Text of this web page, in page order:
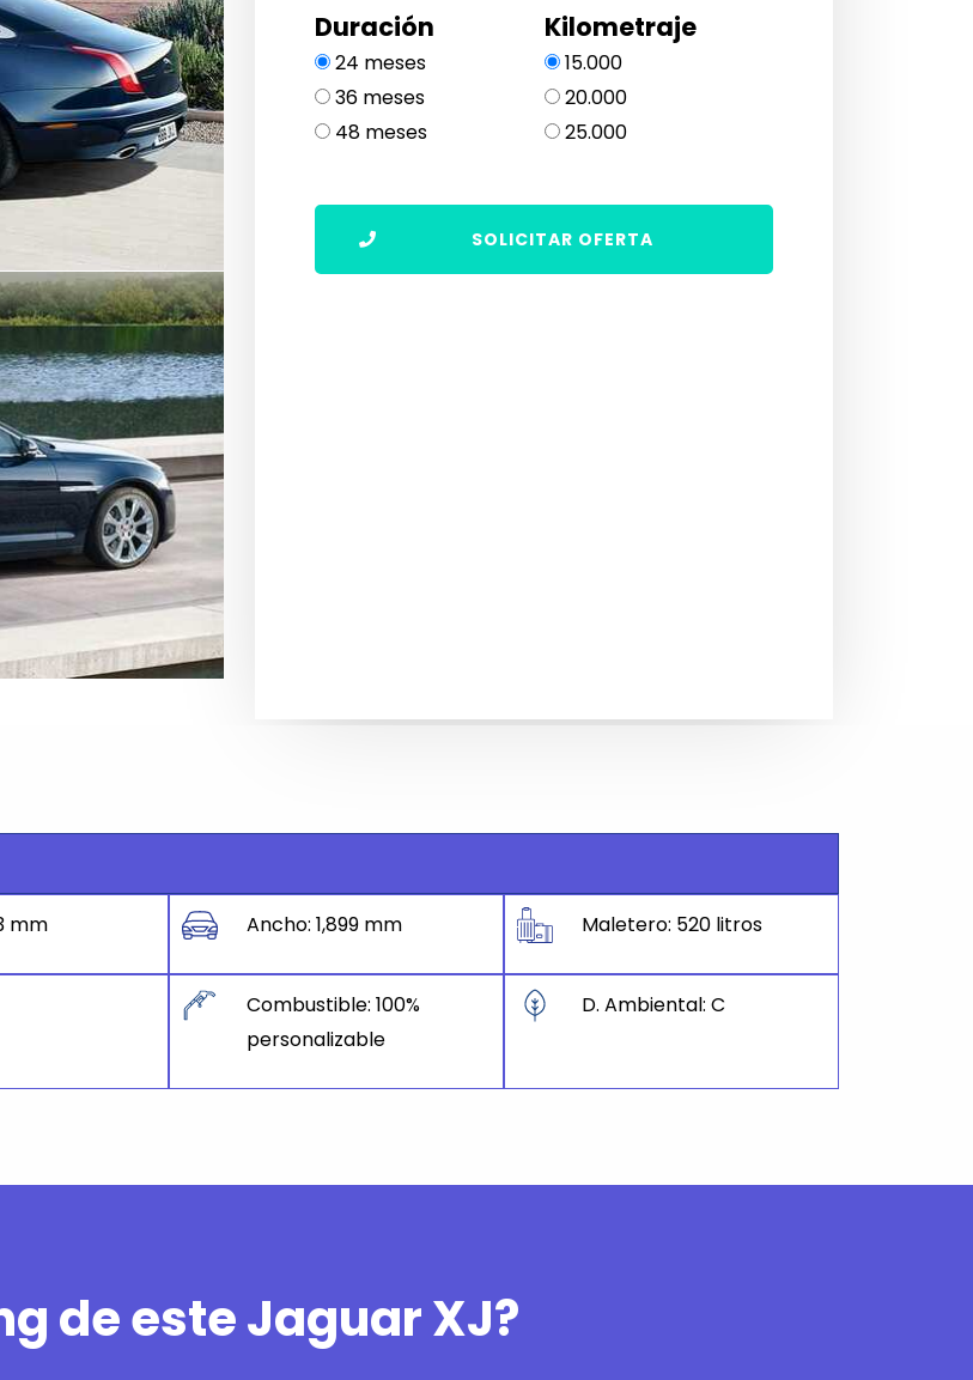
Duración
24 meses
36 meses
48 meses
Kilometraje
15.000
20.000
25.000
SOLICITAR OFERTA
mm Ancho: 1,899 mm Maletero: 520 litros
Combustible: 100%
personalizable
D. Ambiental: C
de este Jaguar XJ?